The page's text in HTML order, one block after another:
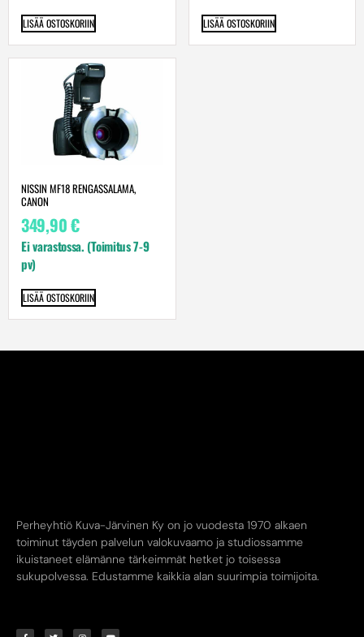
LISÄÄ OSTOSKORIIN LISÄÄ OSTOSKORIIN
NISSIN MF18 RENGASSALAMA,
CANON
349,90€
Ei varastossa. (Toimitus 7-9
pv)
LISÄÄ OSTOSKORIIN